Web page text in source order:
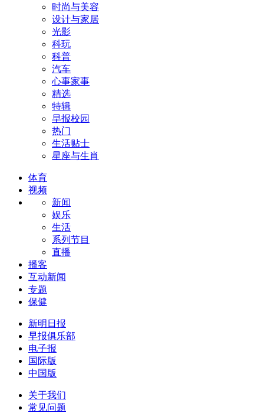
时尚与美容
设计与家居
光影
科玩
科普
汽车
心事家事
精选
特辑
早报校园
热门
生活贴士
星座与生肖
体育
视频
新闻
娱乐
生活
系列节目
直播
播客
互动新闻
专题
保健
新明日报
早报俱乐部
电子报
国际版
中国版
关于我们
常见问题